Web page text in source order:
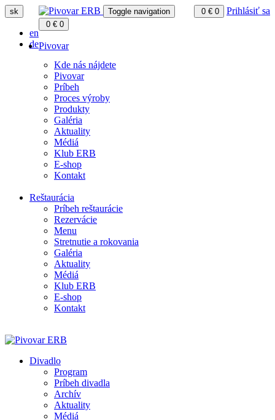
sk
en
de
0 € 0 Prihlásiť sa
Toggle navigation
0 € 0
Pivovar
Kde nás nájdete
Pivovar
Príbeh
Proces výroby
Produkty
Galéria
Aktuality
Médiá
Klub ERB
E-shop
Kontakt
Reštaurácia
Príbeh reštaurácie
Rezervácie
Menu
Stretnutie a rokovania
Galéria
Aktuality
Médiá
Klub ERB
E-shop
Kontakt
Divadlo
Program
Príbeh divadla
Archív
Aktuality
Médiá